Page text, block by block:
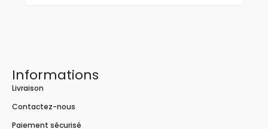
Informations
Livraison
Contactez-nous
Paiement sécurisé